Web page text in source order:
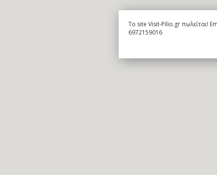
To site Visit-Pilio.gr πωλείται!
6972159016